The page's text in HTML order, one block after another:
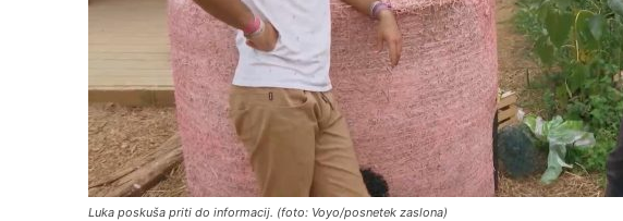
Luka poskuša priti do informacij. (foto: Voyo/posnetek zaslona)